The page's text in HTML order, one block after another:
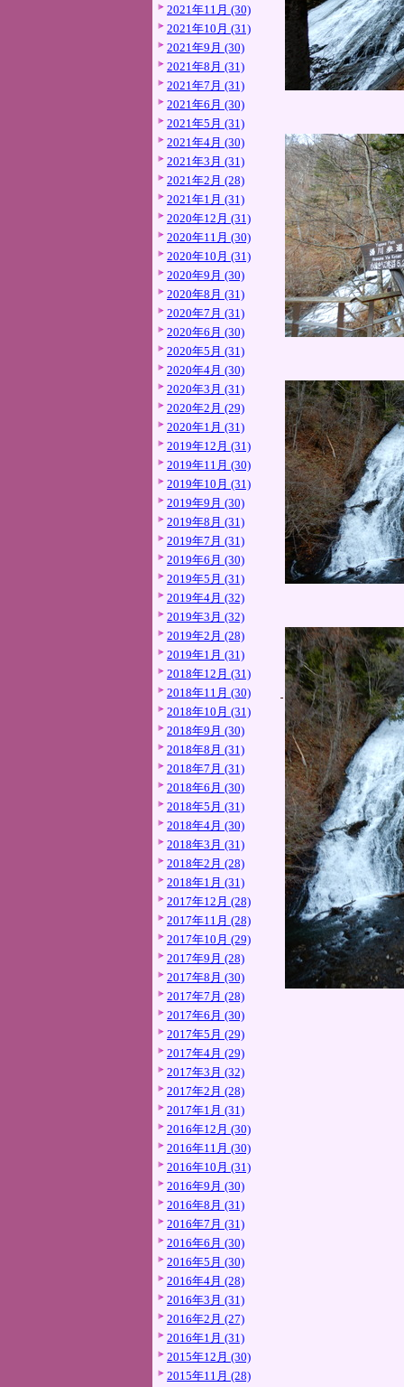
2021年11月 (30)
2021年10月 (31)
2021年9月 (30)
2021年8月 (31)
2021年7月 (31)
2021年6月 (30)
2021年5月 (31)
2021年4月 (30)
2021年3月 (31)
2021年2月 (28)
2021年1月 (31)
2020年12月 (31)
2020年11月 (30)
2020年10月 (31)
2020年9月 (30)
2020年8月 (31)
2020年7月 (31)
2020年6月 (30)
2020年5月 (31)
2020年4月 (30)
2020年3月 (31)
2020年2月 (29)
2020年1月 (31)
2019年12月 (31)
2019年11月 (30)
2019年10月 (31)
2019年9月 (30)
2019年8月 (31)
2019年7月 (31)
2019年6月 (30)
2019年5月 (31)
2019年4月 (32)
2019年3月 (32)
2019年2月 (28)
2019年1月 (31)
2018年12月 (31)
2018年11月 (30)
2018年10月 (31)
2018年9月 (30)
2018年8月 (31)
2018年7月 (31)
2018年6月 (30)
2018年5月 (31)
2018年4月 (30)
2018年3月 (31)
2018年2月 (28)
2018年1月 (31)
2017年12月 (28)
2017年11月 (28)
2017年10月 (29)
2017年9月 (28)
2017年8月 (30)
2017年7月 (28)
2017年6月 (30)
2017年5月 (29)
2017年4月 (29)
2017年3月 (32)
2017年2月 (28)
2017年1月 (31)
2016年12月 (30)
2016年11月 (30)
2016年10月 (31)
2016年9月 (30)
2016年8月 (31)
2016年7月 (31)
2016年6月 (30)
2016年5月 (30)
2016年4月 (28)
2016年3月 (31)
2016年2月 (27)
2016年1月 (31)
2015年12月 (30)
2015年11月 (28)